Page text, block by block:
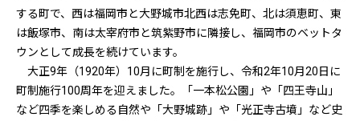
する町で、西は福岡市と大野城市北西は志免町、北は須恵町、東
は飯塚市、南は太宰府市と筑紫野市に隣接し、福岡市のベットタ
ウンとして成長を続けています。
大正9年（1920年）10月に町制を施行し、令和2年10月20日に
町制施行100周年を迎えました。「一本松公園」や「四王寺山」
など四季を楽しめる自然や「大野城跡」や「光正寺古墳」など史